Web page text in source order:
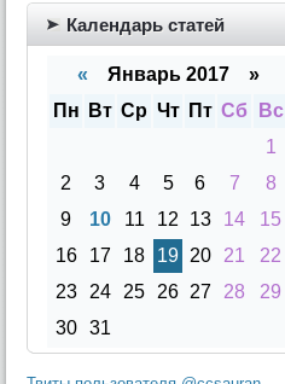
Календарь статей
« Январь 2017 »
Пн
Вт Ср Чт Пт Сб
Вс
1
2
3 4 5 6 7
8
9
10 11 12 13 14
15
16
17 18 19 20 21
22
23
24 25 26 27 28
29
30
31